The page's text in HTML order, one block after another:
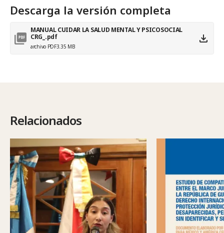
Descarga la versión completa
MANUAL CUIDAR LA SALUD MENTAL Y PSICOSOCIAL
CRG_.pdf
archivo PDF3.35 MB
Relacionados